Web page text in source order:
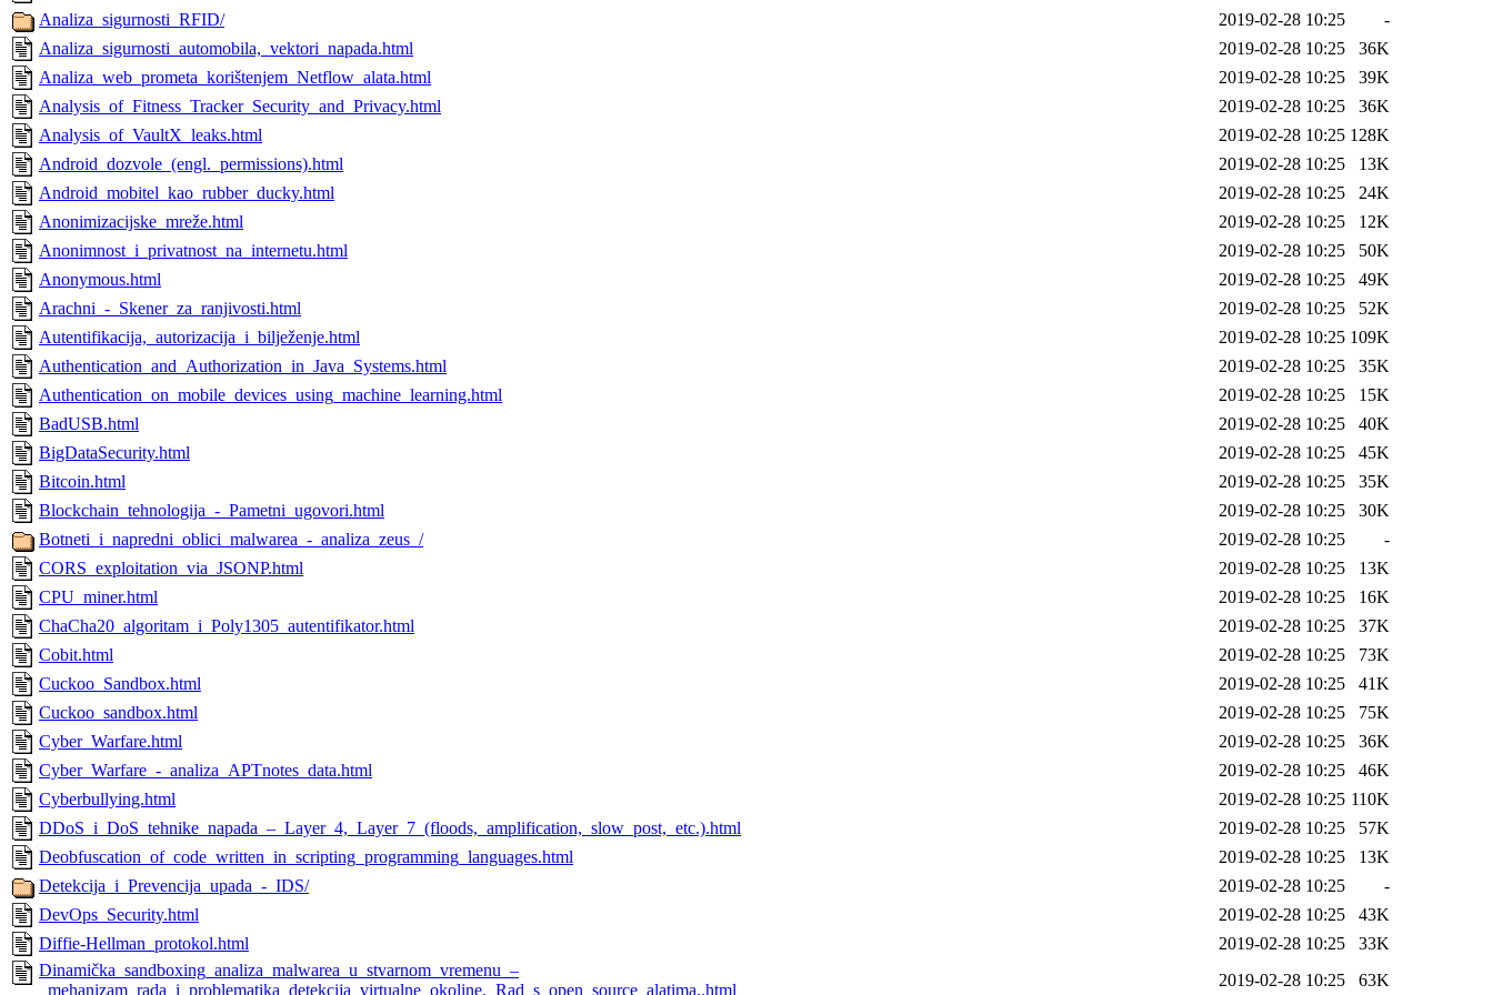
Analiza_sigurnosti_RFID/
2019-02-28 10:25
-
Analiza_sigurnosti_automobila,_vektori_napada.html
2019-02-28 10:25
36K
Analiza_web_prometa_korištenjem_Netflow_alata.html
2019-02-28 10:25
39K
Analysis_of_Fitness_Tracker_Security_and_Privacy.html
2019-02-28 10:25
36K
Analysis_of_VaultX_leaks.html
2019-02-28 10:25 128K
Android_dozvole_(engl._permissions).html
2019-02-28 10:25
13K
Android_mobitel_kao_rubber_ducky.html
2019-02-28 10:25
24K
Anonimizacijske_mreže.html
2019-02-28 10:25
12K
Anonimnost_i_privatnost_na_internetu.html
2019-02-28 10:25
50K
Anonymous.html
2019-02-28 10:25
49K
Arachni_-_Skener_za_ranjivosti.html
2019-02-28 10:25
52K
Autentifikacija,_autorizacija_i_bilježenje.html
2019-02-28 10:25 109K
Authentication_and_Authorization_in_Java_Systems.html
2019-02-28 10:25
35K
Authentication_on_mobile_devices_using_machine_learning.html
2019-02-28 10:25
15K
BadUSB.html
2019-02-28 10:25
40K
BigDataSecurity.html
2019-02-28 10:25
45K
Bitcoin.html
2019-02-28 10:25
35K
Blockchain_tehnologija_-_Pametni_ugovori.html
2019-02-28 10:25
30K
Botneti_i_napredni_oblici_malwarea_-_analiza_zeus_/
2019-02-28 10:25
-
CORS_exploitation_via_JSONP.html
2019-02-28 10:25
13K
CPU_miner.html
2019-02-28 10:25
16K
ChaCha20_algoritam_i_Poly1305_autentifikator.html
2019-02-28 10:25
37K
Cobit.html
2019-02-28 10:25
73K
Cuckoo_Sandbox.html
2019-02-28 10:25
41K
Cuckoo_sandbox.html
2019-02-28 10:25
75K
Cyber_Warfare.html
2019-02-28 10:25
36K
Cyber_Warfare_-_analiza_APTnotes_data.html
2019-02-28 10:25
46K
Cyberbullying.html
2019-02-28 10:25 110K
DDoS_i_DoS_tehnike_napada_–_Layer_4,_Layer_7_(floods,_amplification,_slow_post,_etc.).html
2019-02-28 10:25
57K
Deobfuscation_of_code_written_in_scripting_programming_languages.html
2019-02-28 10:25
13K
Detekcija_i_Prevencija_upada_-_IDS/
2019-02-28 10:25
-
DevOps_Security.html
2019-02-28 10:25
43K
Diffie-Hellman_protokol.html
2019-02-28 10:25
33K
Dinamička_sandboxing_analiza_malwarea_u_stvarnom_vremenu_–
_mehanizam_rada_i_problematika_detekcija_virtualne_okoline._Rad_s_open_source_alatima..html
2019-02-28 10:25 63K